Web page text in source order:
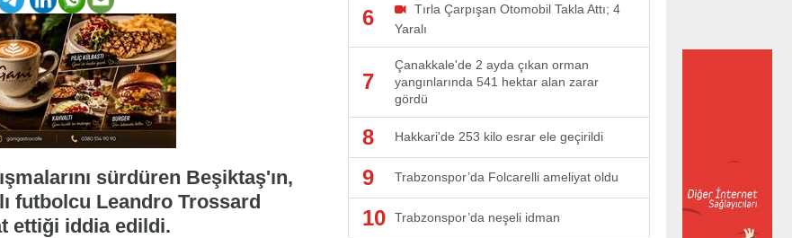
sürdüren Beşiktaş'ın,
futbolcu Leandro Trossard
ettiği iddia edildi.
6
Tırla Çarpışan Otomobil Takla Attı; 4
Yaralı
7
Çanakkale'de 2 ayda çıkan orman
yangınlarında 541 hektar alan zarar
gördü
8 Hakkari'de 253 kilo esrar ele geçirildi
9 Trabzonspor’da Folcarelli ameliyat oldu
10 Trabzonspor’da neşeli idman